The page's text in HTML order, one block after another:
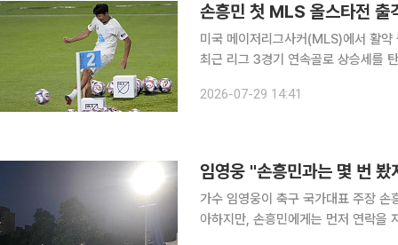
손흥민 첫 MLS 올스타전
미국 메이저리그사커(MLS)에서 활
최근 리그 3경기 연속골로 상승세를
오브 아메리카 스타디움에서 MLS 올
2026-07-29 14:41
임영웅 "손흥민과는 몇 번
가수 임영웅이 축구 국가대표 주장
아하지만, 손흥민에게는 먼저 연락을 자제한다고 밝혔다. 임영웅